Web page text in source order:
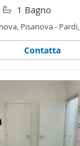
1 Bagno
Pisanova - Pardi,
Contatta